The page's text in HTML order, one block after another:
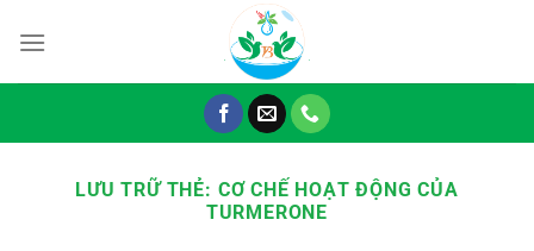
đến
LƯU TRỮ THẺ: CƠ CHẾ HOẠT ĐỘNG CỦA
TURMERONE